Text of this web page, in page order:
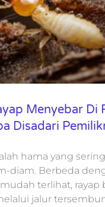
Menyebar Di
Disadari
hama yang
diam. Berbeda
terlihat, rayap
jalur